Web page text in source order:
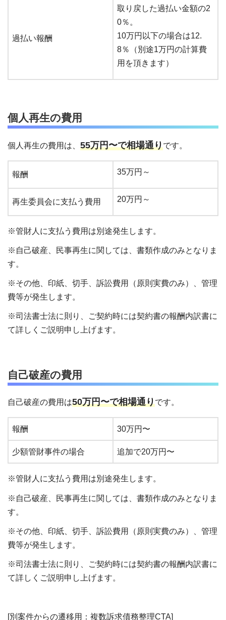
過払い報酬
取り戻した過払い金額の2
0％。
10万円以下の場合は12.
8％（別途1万円の計算費
用を頂きます）
個人再生の費用
個人再生の費用は、 55万円〜で相場通りです。
報酬 35万円～
再生委員会に支払う費用 20万円～
※管財人に支払う費用は別途発生します。
※自己破産、民事再生に関しては、書類作成のみとなりま
す。
※その他、印紙、切手、訴訟費用（原則実費のみ）、管理
費等が発生します。
※司法書士法に則り、ご契約時には契約書の報酬内訳書に
て詳しくご説明申し上げます。
自己破産の費用
自己破産の費用は50万円〜で相場通りです。
報酬 30万円〜
少額管財事件の場合 追加で20万円〜
※管財人に支払う費用は別途発生します。
※自己破産、民事再生に関しては、書類作成のみとなりま
す。
※その他、印紙、切手、訴訟費用（原則実費のみ）、管理
費等が発生します。
※司法書士法に則り、ご契約時には契約書の報酬内訳書に
て詳しくご説明申し上げます。
[別案件からの遷移用：複数訴求債務整理CTA]